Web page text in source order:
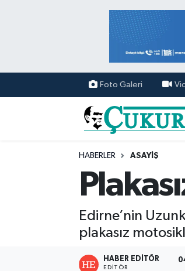
Foto Galeri
HABERLER ASAYİŞ
Edirne’nin
plakasız
HABER EDITÖR
EDITÖR
Mersin Nöbetçi Eczaneler
Mersin Hava Durumu
Mersin Namaz Vakitleri
Mersin Trafik Yoğunluk Haritası
Tüm Manşetler
Son Dakika Haberleri
Haber Arşivi